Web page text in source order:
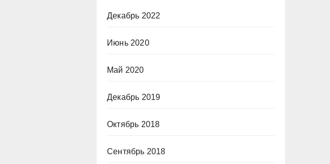
Декабрь 2022
Июнь 2020
Май 2020
Декабрь 2019
Октябрь 2018
Сентябрь 2018